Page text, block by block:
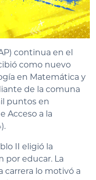
continua en el
como nuevo
en Matemática y
de la comuna
puntos en
Acceso a la
II eligió la
por educar. La
carrera lo motivó a